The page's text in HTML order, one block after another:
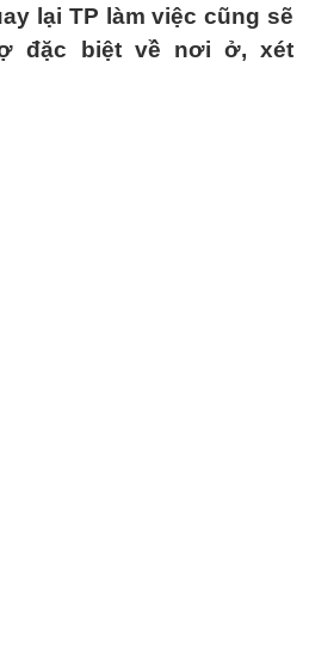
lại TP làm việc cũng sẽ
đặc biệt về nơi ở, xét